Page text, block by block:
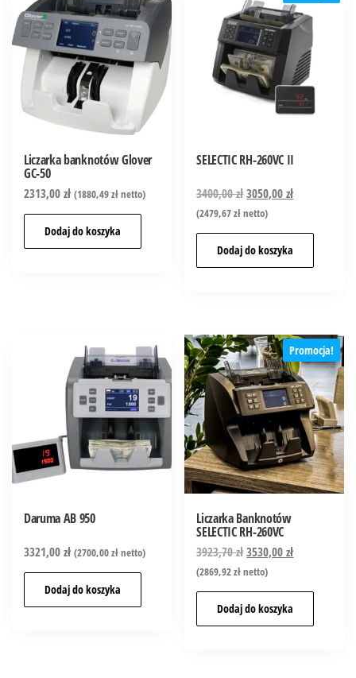
Liczarka banknotów Glover
GC-50
2313,00zł (1880,49złnetto)
Dodaj do koszyka
SELECTIC RH-260VC II
3400,00zł3050,00zł
(2479,67złnetto)
Dodaj do koszyka
Daruma AB 950
3321,00zł (2700,00złnetto)
Dodaj do koszyka
Promocja!
Liczarka Banknotów
SELECTIC RH-260VC
3923,70zł3530,00zł
(2869,92złnetto)
Dodaj do koszyka